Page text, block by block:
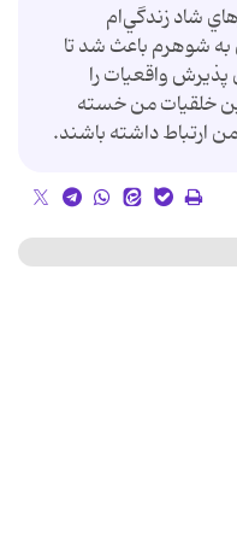
شاد زندگي‌ام
شوهرم باعث شد تا
واقعيات را
خلقيات من خسته
ارتباط داشته باشند.